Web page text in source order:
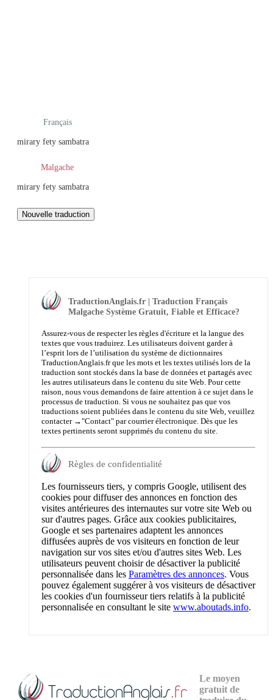
Français
mirary fety sambatra
Malgache
mirary fety sambatra
TraductionAnglais.fr | Traduction Français
Malgache Système Gratuit, Fiable et Efficace?
Assurez-vous de respecter les règles d'écriture et la langue des
textes que vous traduirez. Les utilisateurs doivent garder à
l’esprit lors de l’utilisation du système de dictionnaires
TraductionAnglais.fr que les mots et les textes utilisés lors de la
traduction sont stockés dans la base de données et partagés avec
les autres utilisateurs dans le contenu du site Web. Pour cette
raison, nous vous demandons de faire attention à ce sujet dans le
processus de traduction. Si vous ne souhaitez pas que vos
traductions soient publiées dans le contenu du site Web, veuillez
contacter →"Contact" par courrier électronique. Dès que les
textes pertinents seront supprimés du contenu du site.
Règles de confidentialité
Les fournisseurs tiers, y compris Google, utilisent des
cookies pour diffuser des annonces en fonction des
visites antérieures des internautes sur votre site Web ou
sur d'autres pages. Grâce aux cookies publicitaires,
Google et ses partenaires adaptent les annonces
diffusées auprès de vos visiteurs en fonction de leur
navigation sur vos sites et/ou d'autres sites Web. Les
utilisateurs peuvent choisir de désactiver la publicité
personnalisée dans les Paramètres des annonces. Vous
pouvez également suggérer à vos visiteurs de désactiver
les cookies d'un fournisseur tiers relatifs à la publicité
personnalisée en consultant le site www.aboutads.info.
Le moyen
gratuit de